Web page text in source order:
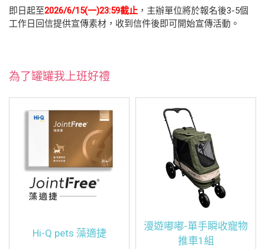
即日起至2026/6/15(一)23:59截止 ，主辦單位將於報名後3-5個
工作日回信提供宣傳素材，收到信件後即可開始宣傳活動。
為了罐罐我上班好禮
Hi-Q pets 藻適捷
漫遊嘟嘟-單手瞬收寵物
推車1組